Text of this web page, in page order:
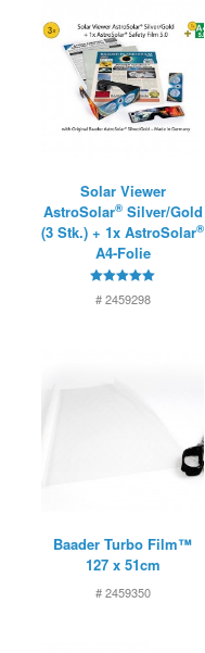
Solar Viewer
AstroSolar®Silver/Gold
(3 Stk.) + 1x AstroSolar®
A4-Folie
5
von 5
# 2459298
Baader Turbo Film™
127 x 51cm
# 2459350